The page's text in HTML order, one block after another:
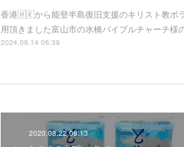
香港🇭🇰から能登半島復旧支援のキリスト教ボ
用頂きました富山市の水橋バイブルチャーチ様
2024.09.14 06:39
2020.08.22 08:13